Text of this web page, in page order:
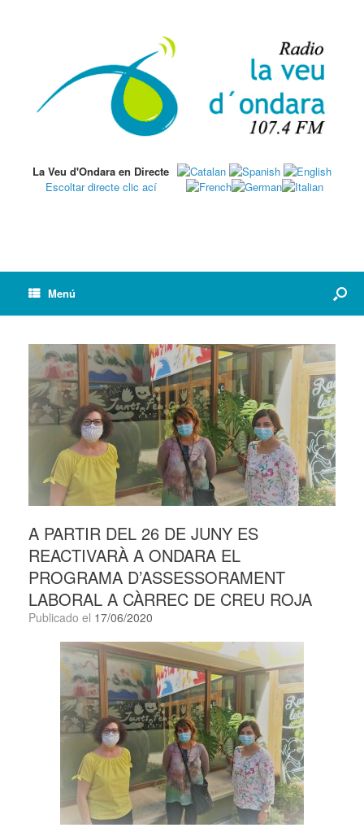
La Veu d'Ondara en Directe
Escoltar directe clic ací
Menú
A PARTIR DEL 26 DE JUNY ES
REACTIVARÀ A ONDARA EL
PROGRAMA D’ASSESSORAMENT
LABORAL A CÀRREC DE CREU ROJA
Publicado el 17/06/2020